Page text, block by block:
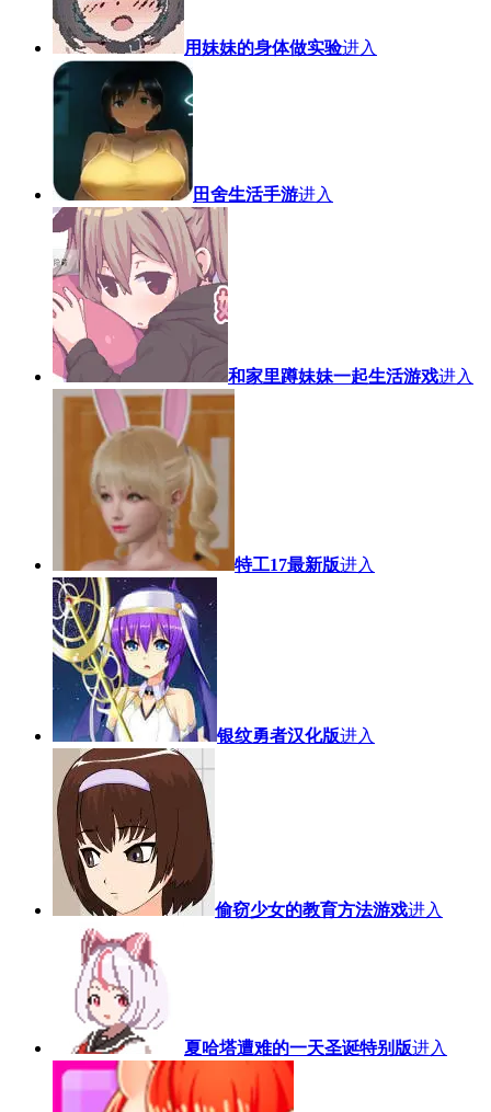
用妹妹的身体做实验进入
田舍生活手游进入
和家里蹲妹妹一起生活游戏进入
特工17最新版进入
银纹勇者汉化版进入
偷窃少女的教育方法游戏进入
夏哈塔遭难的一天圣诞特别版进入